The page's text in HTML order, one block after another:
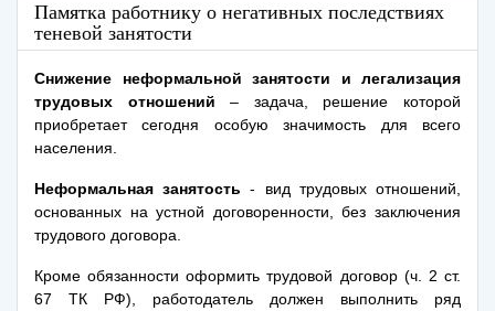
Памятка работнику о негативных последствиях
теневой занятости
Снижение неформальной занятости и легализация
трудовых отношений – задача, решение которой
приобретает сегодня особую значимость для всего
населения.
Неформальная занятость - вид трудовых отношений,
основанных на устной договоренности, без заключения
трудового договора.
Кроме обязанности оформить трудовой договор (ч. 2 ст.
67 ТК РФ), работодатель должен выполнить ряд